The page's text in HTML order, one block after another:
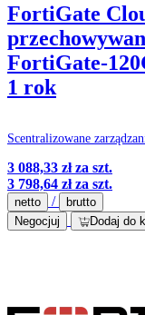
FortiGate
FortiGate-
1 rok
Scentralizowane
3 088,33 złza szt.
3 798,64 złza szt.
netto /
brutto
Negocjuj
Dodaj do